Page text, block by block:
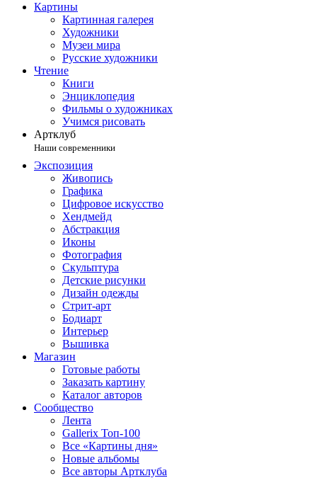
Картины
Картинная галерея
Художники
Музеи мира
Русские художники
Чтение
Книги
Энциклопедия
Фильмы о художниках
Учимся рисовать
Артклуб
Наши современники
Экспозиция
Живопись
Графика
Цифровое искусство
Хендмейд
Абстракция
Иконы
Фотография
Скульптура
Детские рисунки
Дизайн одежды
Стрит-арт
Бодиарт
Интерьер
Вышивка
Магазин
Готовые работы
Заказать картину
Каталог авторов
Сообщество
Лента
Gallerix Топ-100
Все «Картины дня»
Новые альбомы
Все авторы Артклуба